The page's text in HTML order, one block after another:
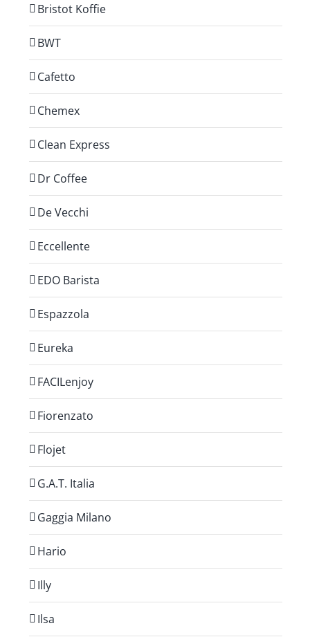
Bristot Koffie
BWT
Cafetto
Chemex
Clean Express
Dr Coffee
De Vecchi
Eccellente
EDO Barista
Espazzola
Eureka
FACILenjoy
Fiorenzato
Flojet
G.A.T. Italia
Gaggia Milano
Hario
Illy
Ilsa